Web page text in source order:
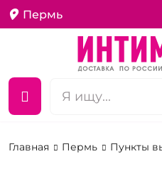
Пермь
Главная Пермь Пункты